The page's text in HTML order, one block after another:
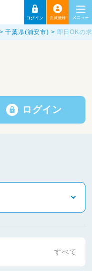
千葉県(浦安市) 即日OKの
ログイン
すべて